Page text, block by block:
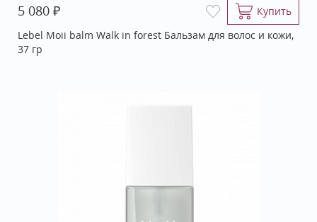
5 080 ₽
Купить
Lebel Moii balm Walk in forest Бальзам для волос и кожи,
37 гр